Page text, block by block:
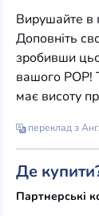
Вирушайте в
Доповніть
зробивши
вашого POP!
має висоту
переклад з
Де
Партнерські